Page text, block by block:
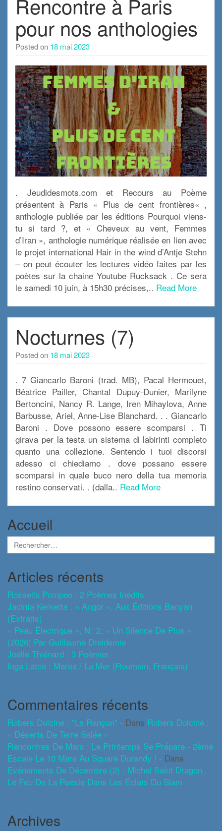
Rencontre à Paris
pour nos anthologies
Posted on 18 mai 2023
. Jeudidesmots.com et Recours au Poème
présentent à Paris « Plus de cent frontières« ,
anthologie publiée par les éditions Pourquoi viens-
tu si tard ?, et « Cheveux au vent, Femmes
d’Iran », anthologie numérique réalisée en lien avec
le projet international Hair in the wind d’Antje Stehn
– on peut écouter les lectures vidéo faites par les
poètes sur la chaine Youtube Rucksack . Ce sera
le samedi 10 juin, à 15h30 précises,.. Read More
Nocturnes (7)
Posted on 18 mai 2023
. 7 Giancarlo Baroni (trad. MB), Pacal Hermouet,
Béatrice Pailler, Chantal Dupuy-Dunier, Marilyne
Bertoncini, Nancy R. Lange, Iren Mihaylova, Anne
Barbusse, Ariel, Anne-Lise Blanchard. . . Giancarlo
Baroni . Dove possono essere scomparsi . Ti
girava per la testa un sistema di labirinti completo
quanto una collezione. Sentendo i tuoi discorsi
adesso ci chiediamo . dove possano essere
scomparsi in quale buco nero della tua memoria
restino conservati. . (dalla.. Read More
Accueil
Articles récents
Rossella Pompeo : 2 Poèmes Inédits
Jacinta Kerketta : « Angor », Aux Éditions Banyan
(extraits)
« Peau Électrique », N° 2, « Un Silence De Plus »
(2026) Par Guillaume Dreidemie
Joëlle Thiénard : 3 Poèmes
Inga Latco : Marea / La Mer (roumain, Français)
Commentaires récents
Robers Dolciné : "La Rançon" - Dans Robers Dolciné :
« Déserts De Terre Salée »
Rencontres De Mars : Le Printemps Se Prépare - 2ème
Escale Le 10 Mars Au Square Durandy ! - Dans
Evénements De Décembre (2) : Michel Saint Dragon ,
Le Feu De La Poésie Dans Les Éclats Du Slam
Archives